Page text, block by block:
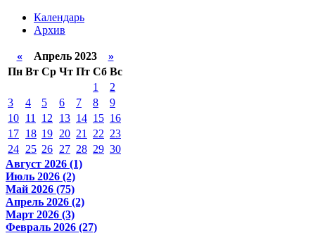
Календарь
Архив
«Апрель 2023 »
Пн Вт Ср Чт Пт Сб Вс
1
2
3
4 5 6 7 8
9
10 11 12 13 14 15 16
17 18 19 20 21 22 23
24 25 26 27 28 29 30
Август 2026 (1)
Июль 2026 (2)
Май 2026 (75)
Апрель 2026 (2)
Март 2026 (3)
Февраль 2026 (27)